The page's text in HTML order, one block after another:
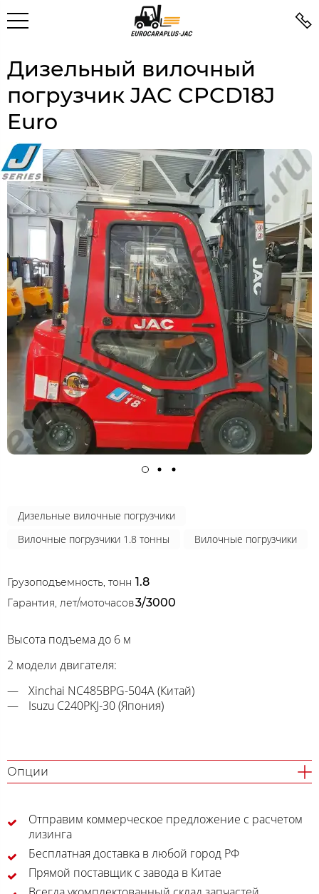
Дизельный вилочный
погрузчик JAC CPCD18J
Euro
Дизельные вилочные погрузчики
Вилочные погрузчики 1.8 тонны
Вилочные погрузчики
Грузоподъемность, тонн 1.8
Гарантия, лет/моточасов3/3000
Высота подъема до 6 м
2 модели двигателя:
Xinchai NC485BPG-504A (Китай)
Isuzu C240PKJ-30 (Япония)
Опции
Отправим коммерческое предложение с расчетом
лизинга
Бесплатная доставка в любой город РФ
Прямой поставщик с завода в Китае